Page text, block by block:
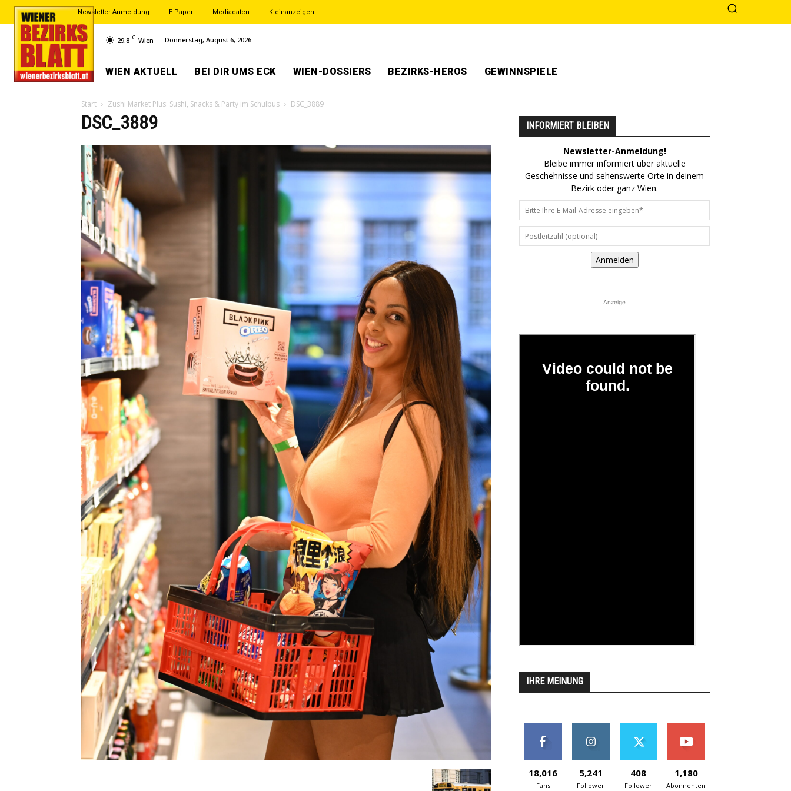
Newsletter-Anmeldung E-Paper Mediadaten Kleinanzeigen
29.8 C Wien Donnerstag, August 6, 2026
WIEN AKTUELL BEI DIR UMS ECK WIEN-DOSSIERS BEZIRKS-HEROS GEWINNSPIELE
Start Zushi Market Plus: Sushi, Snacks & Party im Schulbus DSC_3889
DSC_3889 INFORMIERT BLEIBEN
Newsletter-Anmeldung!
Bleibe immer informiert über aktuelle
Geschehnisse und sehenswerte Orte in deinem
Bezirk oder ganz Wien.
Anmelden
Anzeige
IHRE MEINUNG
18,016
Fans
5,241
Follower
408
Follower
1,180
Abonnenten